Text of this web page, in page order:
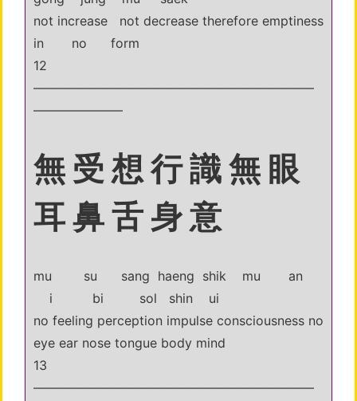
not increase not decrease therefore emptiness
in no form
12
——————————————————————
———————
無 受 想 行 識 無 眼
耳 鼻 舌 身 意
mu su sang haeng shik mu an
i bi sol shin ui
no feeling perception impulse consciousness no
eye ear nose tongue body mind
13
——————————————————————